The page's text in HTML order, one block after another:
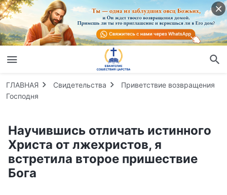
ГЛАВНАЯ Свидетельства
Приветствие возвращения
Господня
Научившись отличать истинного
Христа от лжехристов, я
встретила второе пришествие
Бога